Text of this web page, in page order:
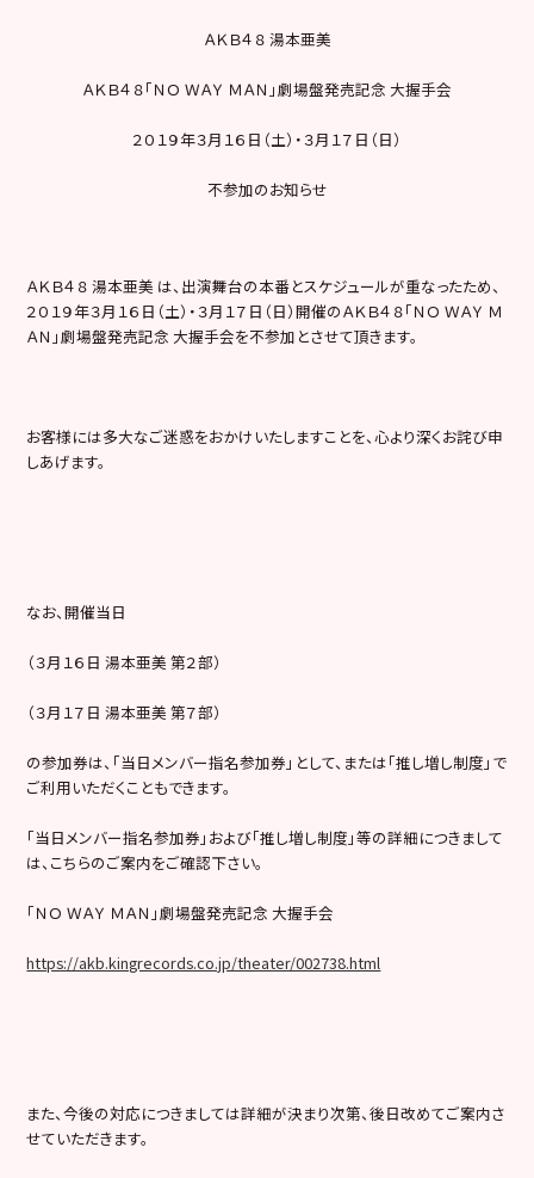
ＡＫＢ４８ 湯本亜美
ＡＫＢ４８「ＮＯ ＷＡＹ ＭＡＮ」劇場盤発売記念 大握手会
２０１９年３月１６日（土）・３月１７日（日）
不参加のお知らせ
ＡＫＢ４８ 湯本亜美 は、出演舞台の本番とスケジュールが重なったため、
２０１９年３月１６日（土）・３月１７日（日）開催のＡＫＢ４８「ＮＯ ＷＡＹ Ｍ
ＡＮ」劇場盤発売記念 大握手会を不参加とさせて頂きます。
お客様には多大なご迷惑をおかけいたしますことを、心より深くお詫び申
しあげます。
なお、開催当日
（３月１６日 湯本亜美 第２部）
（３月１７日 湯本亜美 第７部）
の参加券は、「当日メンバー指名参加券」として、または「推し増し制度」で
ご利用いただくこともできます。
「当日メンバー指名参加券」および「推し増し制度」等の詳細につきまして
は、こちらのご案内をご確認下さい。
「ＮＯ ＷＡＹ ＭＡＮ」劇場盤発売記念 大握手会
https://akb.kingrecords.co.jp/theater/002738.html
また、今後の対応につきましては詳細が決まり次第、後日改めてご案内さ
せていただきます。